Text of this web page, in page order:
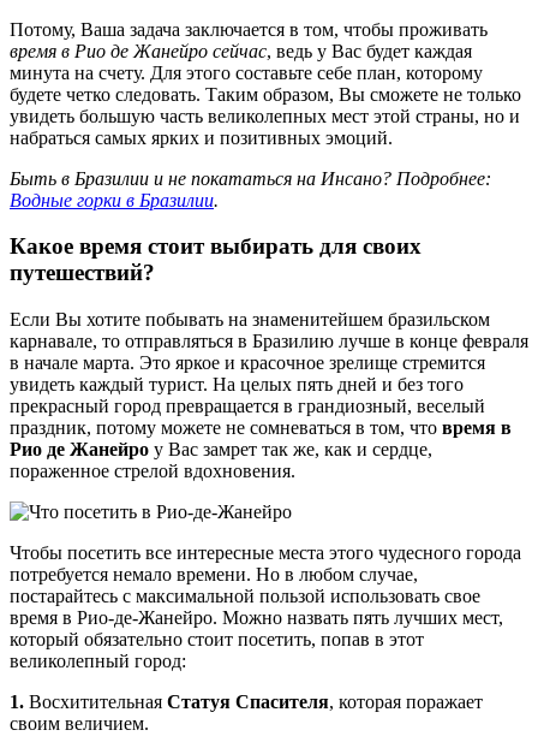
Потому, Ваша задача заключается в том, чтобы проживать
время в Рио де Жанейро сейчас, ведь у Вас будет каждая
минута на счету. Для этого составьте себе план, которому
будете четко следовать. Таким образом, Вы сможете не только
увидеть большую часть великолепных мест этой страны, но и
набраться самых ярких и позитивных эмоций.
Быть в Бразилии и не покататься на Инсано? Подробнее:
Водные горки в Бразилии.
Какое время стоит выбирать для своих
путешествий?
Если Вы хотите побывать на знаменитейшем бразильском
карнавале, то отправляться в Бразилию лучше в конце февраля
в начале марта. Это яркое и красочное зрелище стремится
увидеть каждый турист. На целых пять дней и без того
прекрасный город превращается в грандиозный, веселый
праздник, потому можете не сомневаться в том, что время в
Рио де Жанейро у Вас замрет так же, как и сердце,
пораженное стрелой вдохновения.
Чтобы посетить все интересные места этого чудесного города
потребуется немало времени. Но в любом случае,
постарайтесь с максимальной пользой использовать свое
время в Рио-де-Жанейро. Можно назвать пять лучших мест,
который обязательно стоит посетить, попав в этот
великолепный город:
1. Восхитительная Статуя Спасителя, которая поражает
своим величием.